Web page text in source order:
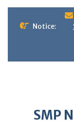
to
Notice:
SMP